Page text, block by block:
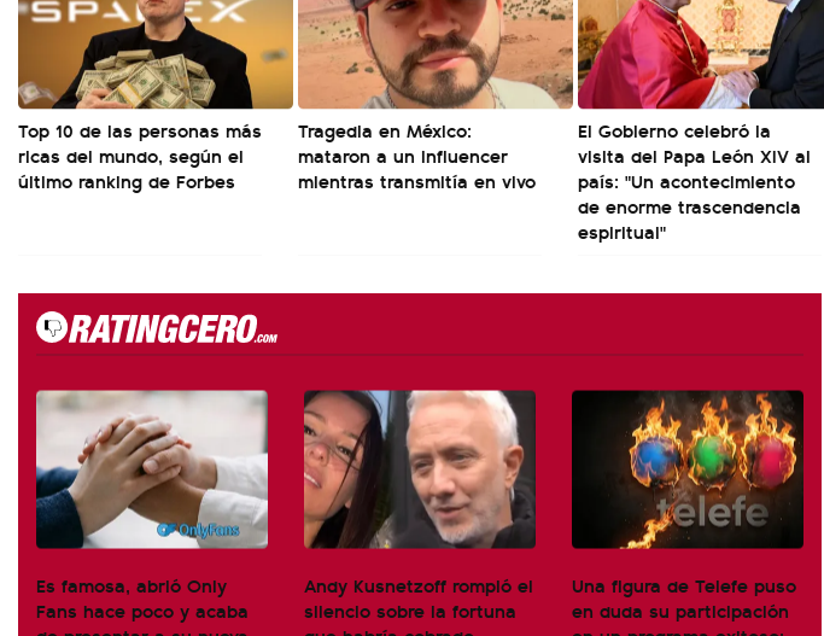
Top 10 de las personas más
ricas del mundo, según el
último ranking de Forbes
Tragedia en México:
mataron a un influencer
mientras transmitía en vivo
El Gobierno celebró la
visita del Papa León XIV al
país: "Un acontecimiento
de enorme trascendencia
espiritual"
Es famosa, abrió Only
Fans hace poco y acaba
Andy Kusnetzoff rompió el
silencio sobre la fortuna
Una figura de Telefe puso
en duda su participación